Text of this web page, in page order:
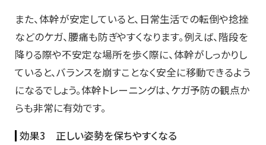
また、体幹が安定していると、日常生活での転倒や捻挫
などのケガ、腰痛も防ぎやすくなります。例えば、階段を
降りる際や不安定な場所を歩く際に、体幹がしっかりし
ていると、バランスを崩すことなく安全に移動できるよう
になるでしょう。体幹トレーニングは、ケガ予防の観点か
らも非常に有効です。
効果3 正しい姿勢を保ちやすくなる